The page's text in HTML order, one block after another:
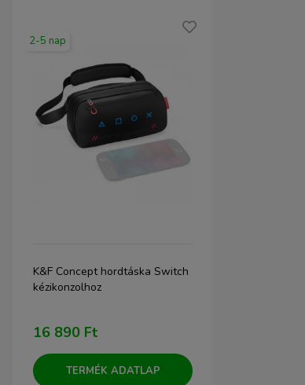
2-5 nap
K&F Concept hordtáska Switch
kézikonzolhoz
16 890 Ft
TERMÉK ADATLAP